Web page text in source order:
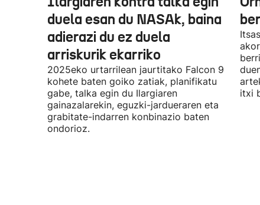
duela esan du NASAk, baina
adierazi du ez duela
arriskurik ekarriko
2025eko urtarrilean jaurtitako Falcon 9
kohete baten goiko zatiak, planifikatu
gabe, talka egin du Ilargiaren
gainazalarekin, eguzki-jardueraren eta
grabitate-indarren konbinazio baten
ondorioz.
itxi